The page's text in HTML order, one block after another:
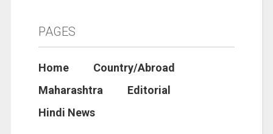
PAGES
Home
Country/Abroad
Maharashtra
Editorial
Hindi News